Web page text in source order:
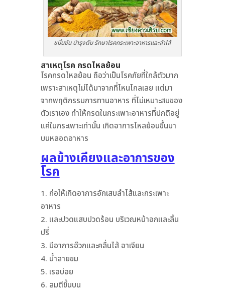
ขมิ้นชัน บำรุงตับ รักษาโรคกระเพาะอาหารและลำไส้
สาเหตุโรค กรดไหลย้อน
โรคกรดไหลย้อน ถือว่าเป็นโรคภัยที่ใกล้ตัวมาก
เพราะสาเหตุไม่ได้มาจากที่ไหนไกลเลย แต่มา
จากพฤติกรรมการทานอาหาร ที่ไม่เหมาะสมของ
ตัวเราเอง ทำให้กรดในกระเพาะอาหารที่ปกติอยู่
แค่ในกระเพาะเท่านั้น เกิดอาการไหลย้อนขึ้นมา
บนหลอดอาหาร
ผลข้างเคียงและอาการของ
โรค
ก่อให้เกิดอาการอักเสบลำไส้และกระเพาะ
อาหาร
และปวดแสบปวดร้อน บริเวณหน้าอกและลิ้น
ปรี่
มีอาการอ๊วกและคลื่นไส้ อาเจียน
น้ำลายขม
เรอบ่อย
ลมตีขึ้นบน